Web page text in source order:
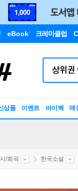
eBook 크레마클럽
상품 이벤트 바이백 매
/희곡 한국소설